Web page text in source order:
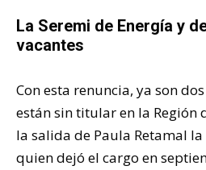
La Seremi de Energía y
vacantes
Con esta renuncia, ya son
están sin titular en la Región
la salida de Paula Retamal la
quien dejó el cargo en